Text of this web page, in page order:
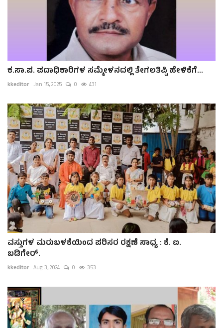
ಕ.ಸಾ.ಪ. ಪದಾಧಿಕಾರಿಗಳ ಸಮ್ಮೇಳನದಲ್ಲಿ ತೇಗಲತಿಪ್ಪಿ ಹೇಳಿಕೆಗೆ...
kkeditor Jan 15, 2025 0 431
ವಸ್ತುಗಳ ಮರುಬಳಕೆಯಿಂದ ಪರಿಸರ ರಕ್ಷಣೆ ಸಾಧ್ಯ : ಕೆ. ಐ.
ಬಡಿಗೇರ್.
kkeditor Aug 3, 2024 0 353